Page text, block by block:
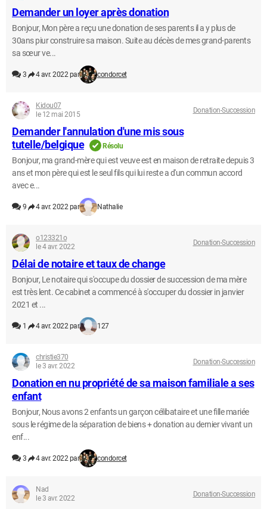
Demander un loyer après donation
Bonjour, Mon père a reçu une donation de ses parents il a y plus de
30ans piur construire sa maison. Suite au décès de mes grand-parents
sa sœur ve...
3 4 avr. 2022 par condorcet
Kidou07
le 12 mai 2015
Donation-Succession
Demander l'annulation d'une mis sous
tutelle/belgique
Résolu
Bonjour, ma grand-mère qui est veuve est en maison de retraite depuis 3
ans et mon père qui est le seul fils qui lui reste a d'un commun accord
avec e...
9 4 avr. 2022 par Nathalie
o123321o
le 4 avr. 2022
Donation-Succession
Délai de notaire et taux de change
Bonjour, Le notaire qui s'occupe du dossier de succession de ma mère
est très lent. Ce cabinet a commencé à s'occuper du dossier in janvier
2021 et ...
1 4 avr. 2022 par 127
christie370
le 3 avr. 2022
Donation-Succession
Donation en nu propriété de sa maison familiale a ses
enfant
Bonjour, Nous avons 2 enfants un garçon célibataire et une fille mariée
sous le régime de la séparation de biens + donation au dernier vivant un
enf...
3 4 avr. 2022 par condorcet
Nad
le 3 avr. 2022
Donation-Succession